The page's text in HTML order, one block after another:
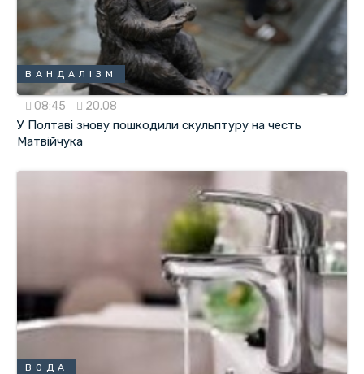
ВАНДАЛІЗМ
08:45 20.08
У Полтаві знову пошкодили скульптуру на честь
Матвійчука
ВОДА